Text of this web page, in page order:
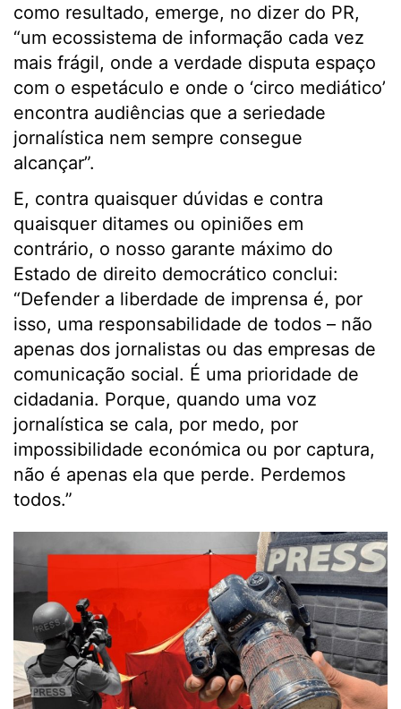
como resultado, emerge, no dizer do PR,
“um ecossistema de informação cada vez
mais frágil, onde a verdade disputa espaço
com o espetáculo e onde o ‘circo mediático’
encontra audiências que a seriedade
jornalística nem sempre consegue
alcançar”.
E, contra quaisquer dúvidas e contra
quaisquer ditames ou opiniões em
contrário, o nosso garante máximo do
Estado de direito democrático conclui:
“Defender a liberdade de imprensa é, por
isso, uma responsabilidade de todos – não
apenas dos jornalistas ou das empresas de
comunicação social. É uma prioridade de
cidadania. Porque, quando uma voz
jornalística se cala, por medo, por
impossibilidade económica ou por captura,
não é apenas ela que perde. Perdemos
todos.”